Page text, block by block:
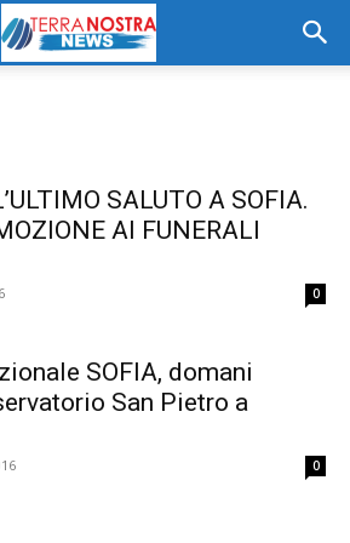
SALUTO A SOFIA.
AI FUNERALI
0
SOFIA, domani
San Pietro a
0